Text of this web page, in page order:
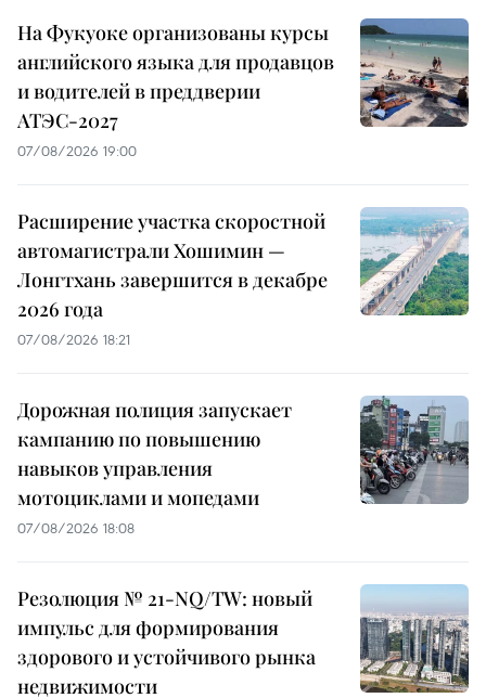
На Фукуоке организованы курсы
английского языка для продавцов
и водителей в преддверии
АТЭС-2027
07/08/2026 19:00
Расширение участка скоростной
автомагистрали Хошимин —
Лонгтхань завершится в декабре
2026 года
07/08/2026 18:21
Дорожная полиция запускает
кампанию по повышению
навыков управления
мотоциклами и мопедами
07/08/2026 18:08
Резолюция № 21-NQ/TW: новый
импульс для формирования
здорового и устойчивого рынка
недвижимости